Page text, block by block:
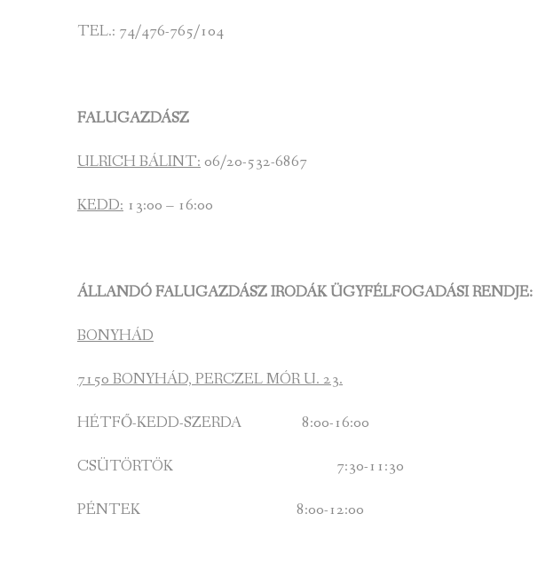
TEL.: 74/476-765/104
FALUGAZDÁSZ
ULRICH BÁLINT:06/20-532-6867
KEDD: 13:00 – 16:00
ÁLLANDÓ FALUGAZDÁSZ IRODÁK ÜGYFÉLFOGADÁSI RENDJE:
BONYHÁD
7150 BONYHÁD, PERCZEL MÓR U. 23.
HÉTFŐ-KEDD-SZERDA 8:00-16:00
CSÜTÖRTÖK 7:30-11:30
PÉNTEK 8:00-12:00